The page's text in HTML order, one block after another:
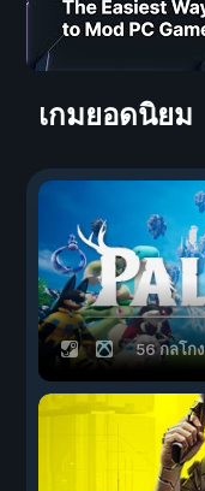
เกมยอดนิยม
56 กลโกง